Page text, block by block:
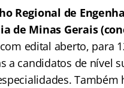
Regional de
de Minas Gerais
edital aberto, para
a candidatos de nível
Também